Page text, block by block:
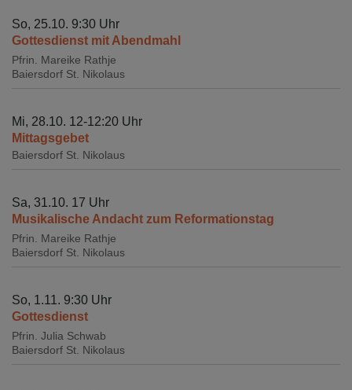
So, 25.10. 9:30 Uhr
Gottesdienst mit Abendmahl
Pfrin. Mareike Rathje
Baiersdorf St. Nikolaus
Mi, 28.10. 12-12:20 Uhr
Mittagsgebet
Baiersdorf St. Nikolaus
Sa, 31.10. 17 Uhr
Musikalische Andacht zum Reformationstag
Pfrin. Mareike Rathje
Baiersdorf St. Nikolaus
So, 1.11. 9:30 Uhr
Gottesdienst
Pfrin. Julia Schwab
Baiersdorf St. Nikolaus